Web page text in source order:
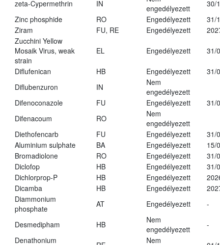
zeta-Cypermethrin IN
engedélyezett
30/
Zinc phosphide
RO Engedélyezett
31/
Ziram
FU, RE Engedélyezett
Zucchini Yellow
Mosaik Virus, weak
strain
EL Engedélyezett 31/
Diflufenican HB Engedélyezett
31/
Diflubenzuron
IN
Nem
engedélyezett
Difenoconazole
FU Engedélyezett
31/
Difenacoum
RO
Nem
engedélyezett
Diethofencarb
FU Engedélyezett
31/
Aluminium sulphate
BA Engedélyezett
15/
Bromadiolone
RO Engedélyezett
31/
Diclofop
HB Engedélyezett
31/
Dichlorprop-P
HB Engedélyezett
Dicamba
HB Engedélyezett
Diammonium
phosphate
AT Engedélyezett -
Desmedipham HB
Nem
engedélyezett
-
Denathonium
Nem